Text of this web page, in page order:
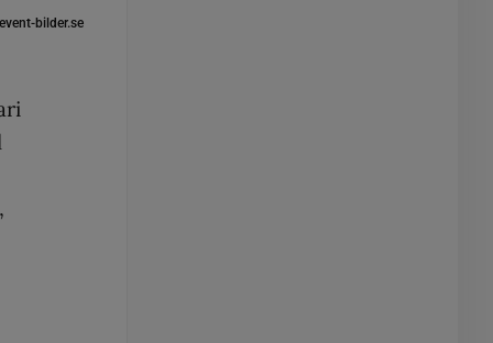
event-bilder.se